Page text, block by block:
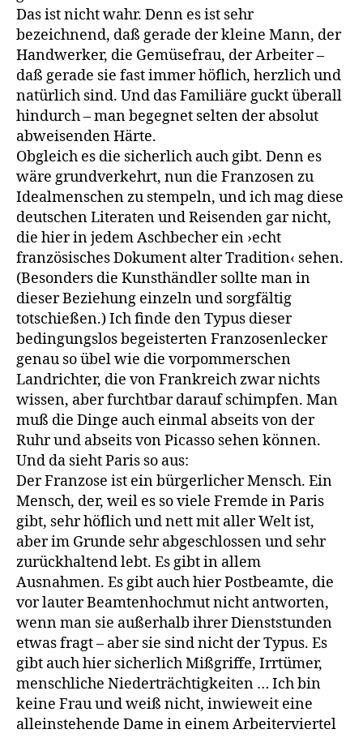
Das ist nicht wahr. Denn es ist sehr
bezeichnend, daß gerade der kleine Mann, der
Handwerker, die Gemüsefrau, der Arbeiter –
daß gerade sie fast immer höflich, herzlich und
natürlich sind. Und das Familiäre guckt überall
hindurch – man begegnet selten der absolut
abweisenden Härte.
Obgleich es die sicherlich auch gibt. Denn es
wäre grundverkehrt, nun die Franzosen zu
Idealmenschen zu stempeln, und ich mag diese
deutschen Literaten und Reisenden gar nicht,
die hier in jedem Aschbecher ein ›echt
französisches Dokument alter Tradition‹ sehen.
(Besonders die Kunsthändler sollte man in
dieser Beziehung einzeln und sorgfältig
totschießen.) Ich finde den Typus dieser
bedingungslos begeisterten Franzosenlecker
genau so übel wie die vorpommerschen
Landrichter, die von Frankreich zwar nichts
wissen, aber furchtbar darauf schimpfen. Man
muß die Dinge auch einmal abseits von der
Ruhr und abseits von Picasso sehen können.
Und da sieht Paris so aus:
Der Franzose ist ein bürgerlicher Mensch. Ein
Mensch, der, weil es so viele Fremde in Paris
gibt, sehr höflich und nett mit aller Welt ist,
aber im Grunde sehr abgeschlossen und sehr
zurückhaltend lebt. Es gibt in allem
Ausnahmen. Es gibt auch hier Postbeamte, die
vor lauter Beamtenhochmut nicht antworten,
wenn man sie außerhalb ihrer Dienststunden
etwas fragt – aber sie sind nicht der Typus. Es
gibt auch hier sicherlich Mißgriffe, Irrtümer,
menschliche Niederträchtigkeiten … Ich bin
keine Frau und weiß nicht, inwieweit eine
alleinstehende Dame in einem Arbeiterviertel